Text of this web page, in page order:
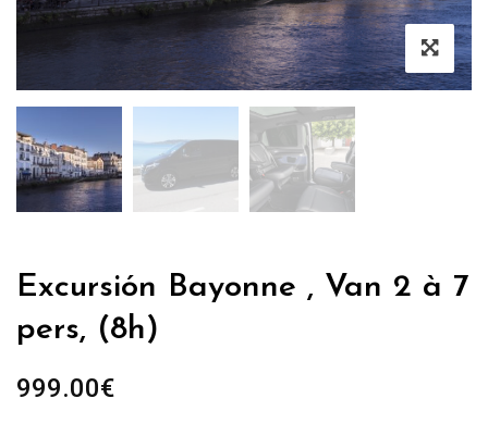
Excursión Bayonne , Van 2 à 7
pers, (8h)
999.00€